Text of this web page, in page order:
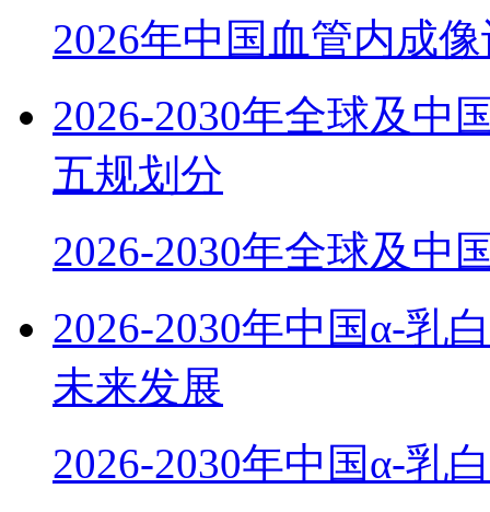
2026年中国血管内成
2026-2030年全球及中
五规划分
2026-2030年全球及中
2026-2030年中国α-乳
未来发展
2026-2030年中国α-乳